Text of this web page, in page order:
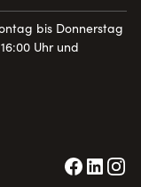
bis Donnerstag
Uhr und